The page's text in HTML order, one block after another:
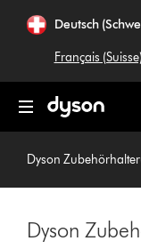
überspringenDeutsch
Français (Suisse)
Dyson
Dyson